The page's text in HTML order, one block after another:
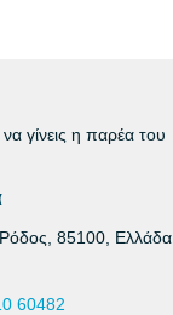
γίνεις η παρέα του
85100, Ελλάδα
60482